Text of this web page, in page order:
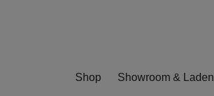
Shop Showroom & Laden